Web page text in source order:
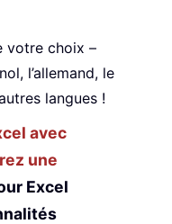
votre choix –
l’allemand, le
langues !
avec
une
Excel